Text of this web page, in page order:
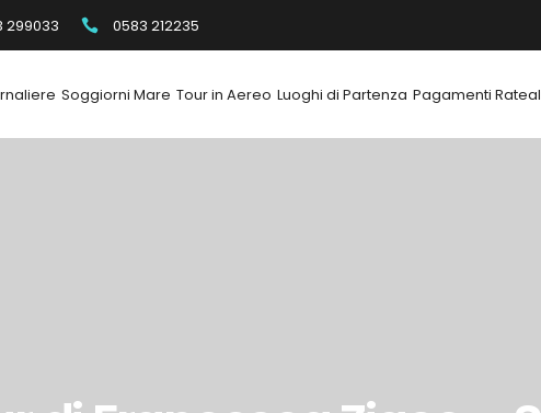
299033 0583 212235
Soggiorni Mare Tour in Aereo Luoghi di Partenza Pagamenti